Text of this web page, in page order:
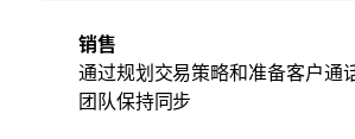
销售
通过规划交易策略和准备客户通
团队保持同步